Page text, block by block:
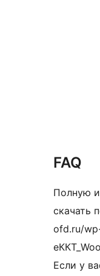
FAQ
Полную
скачать
ofd.ru/
Если у